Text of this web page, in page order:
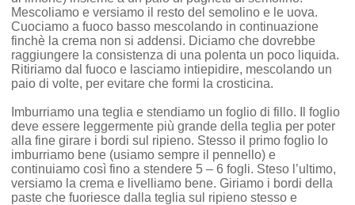
Mescoliamo e versiamo il resto del semolino e le uova.
Cuociamo a fuoco basso mescolando in continuazione
finchè la crema non si addensi. Diciamo che dovrebbe
raggiungere la consistenza di una polenta un poco liquida.
Ritiriamo dal fuoco e lasciamo intiepidire, mescolando un
paio di volte, per evitare che formi la crosticina.
Imburriamo una teglia e stendiamo un foglio di fillo. Il foglio
deve essere leggermente più grande della teglia per poter
alla fine girare i bordi sul ripieno. Stesso il primo foglio lo
imburriamo bene (usiamo sempre il pennello) e
continuiamo così fino a stendere 5 – 6 fogli. Steso l’ultimo,
versiamo la crema e livelliamo bene. Giriamo i bordi della
paste che fuoriesce dalla teglia sul ripieno stesso e